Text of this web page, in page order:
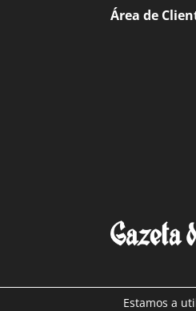
Área de
Estamos a